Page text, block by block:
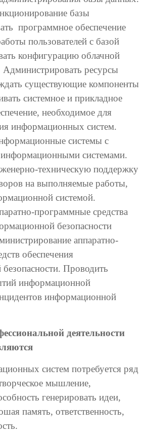
базы
программное обеспечение
пользователей с базой
конфигурацию облачной
ресурсы
существующие компоненты
системное и прикладное
необходимое для
информационных систем.
системы с
системами.
техническую поддержку
на выполняемые работы,
системой.
программные средства
безопасности
аппаратно-
обеспечения
Проводить
информационной
информационной
деятельности
систем потребуется ряд
мышление,
генерировать идеи,
память, ответственность,